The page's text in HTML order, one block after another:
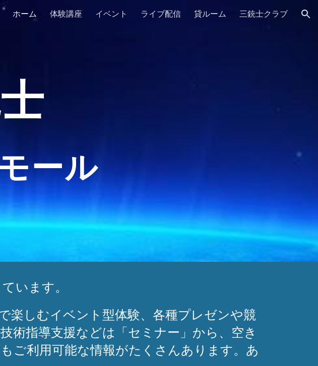
Skip to navigation
ホーム 体験講座 イベント ライブ配信 貸ルーム 三銃士クラブ
ール
います。
楽しむイベント型体験、各種プレゼンや競
術指導支援などは「セミナー」から、空き
ご利用可能な情報がたくさんあります。あ